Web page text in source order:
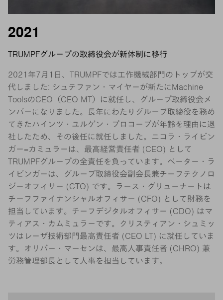
2021
TRUMPFグループの取締役会が新体制に移行
2021年7月1日、TRUMPFでは工作機械部門のトップが交
代しました: シュテファン・マイヤーが新たにMachine
ToolsのCEO（CEO MT）に就任し、グループ取締役会メ
ンバーになりました。長年にわたりグループ取締役を務め
てきたハインツ・ユルゲン・プロコープが年齢を理由に退
社したため、その後任に就任しました。ニコラ・ライビン
ガー=カミュラーは、最高経営責任者 (CEO) として
TRUMPFグループの全責任を負っています。ペーター・ラ
イビンガーは、グループ取締役会副会長兼チーフテクノロ
ジーオフィサー (CTO) です。ラース・グリューナートは
チーフファイナンシャルオフィサー (CFO) として財務を
担当しています。チーフデジタルオフィサー (CDO) はマ
ティアス・カムミュラーです。クリスティアン・シュミッ
ツはレーザ技術部門最高責任者 (CEO LT) に就任していま
す。オリバー・マーセンは、最高人事責任者 (CHRO) 兼
労務管理部長として人事を担当しています。